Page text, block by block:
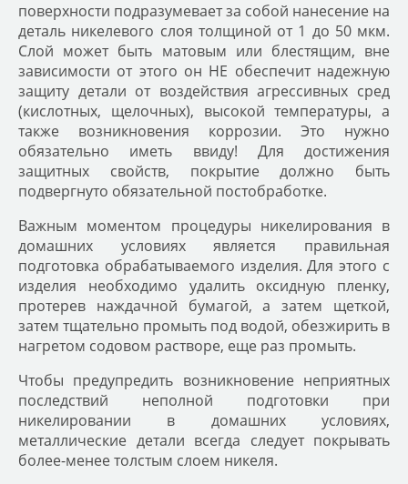
поверхности подразумевает за собой нанесение на
деталь никелевого слоя толщиной от 1 до 50 мкм.
Слой может быть матовым или блестящим, вне
зависимости от этого он НЕ обеспечит надежную
защиту детали от воздействия агрессивных сред
(кислотных, щелочных), высокой температуры, а
также возникновения коррозии. Это нужно
обязательно иметь ввиду! Для достижения
защитных свойств, покрытие должно быть
подвергнуто обязательной постобработке.
Важным моментом процедуры никелирования в
домашних условиях является правильная
подготовка обрабатываемого изделия. Для этого с
изделия необходимо удалить оксидную пленку,
протерев наждачной бумагой, а затем щеткой,
затем тщательно промыть под водой, обезжирить в
нагретом содовом растворе, еще раз промыть.
Чтобы предупредить возникновение неприятных
последствий неполной подготовки при
никелировании в домашних условиях,
металлические детали всегда следует покрывать
более-менее толстым слоем никеля.